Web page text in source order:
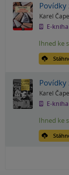
Povídky
Karel
E-kniha
Ihned ke
Povídky
Karel
E-kniha
Ihned ke